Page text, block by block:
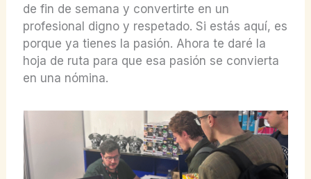
de fin de semana y convertirte en un
profesional digno y respetado. Si estás aquí, es
porque ya tienes la pasión. Ahora te daré la
hoja de ruta para que esa pasión se convierta
en una nómina.